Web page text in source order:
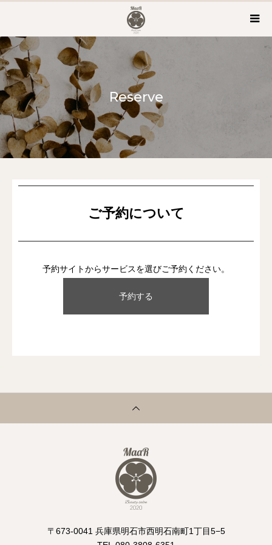
Reserve
ご予約について
予約サイトからサービスを選びご予約ください。
予約する
〒673-0041 兵庫県明石市西明石南町1丁目5−5